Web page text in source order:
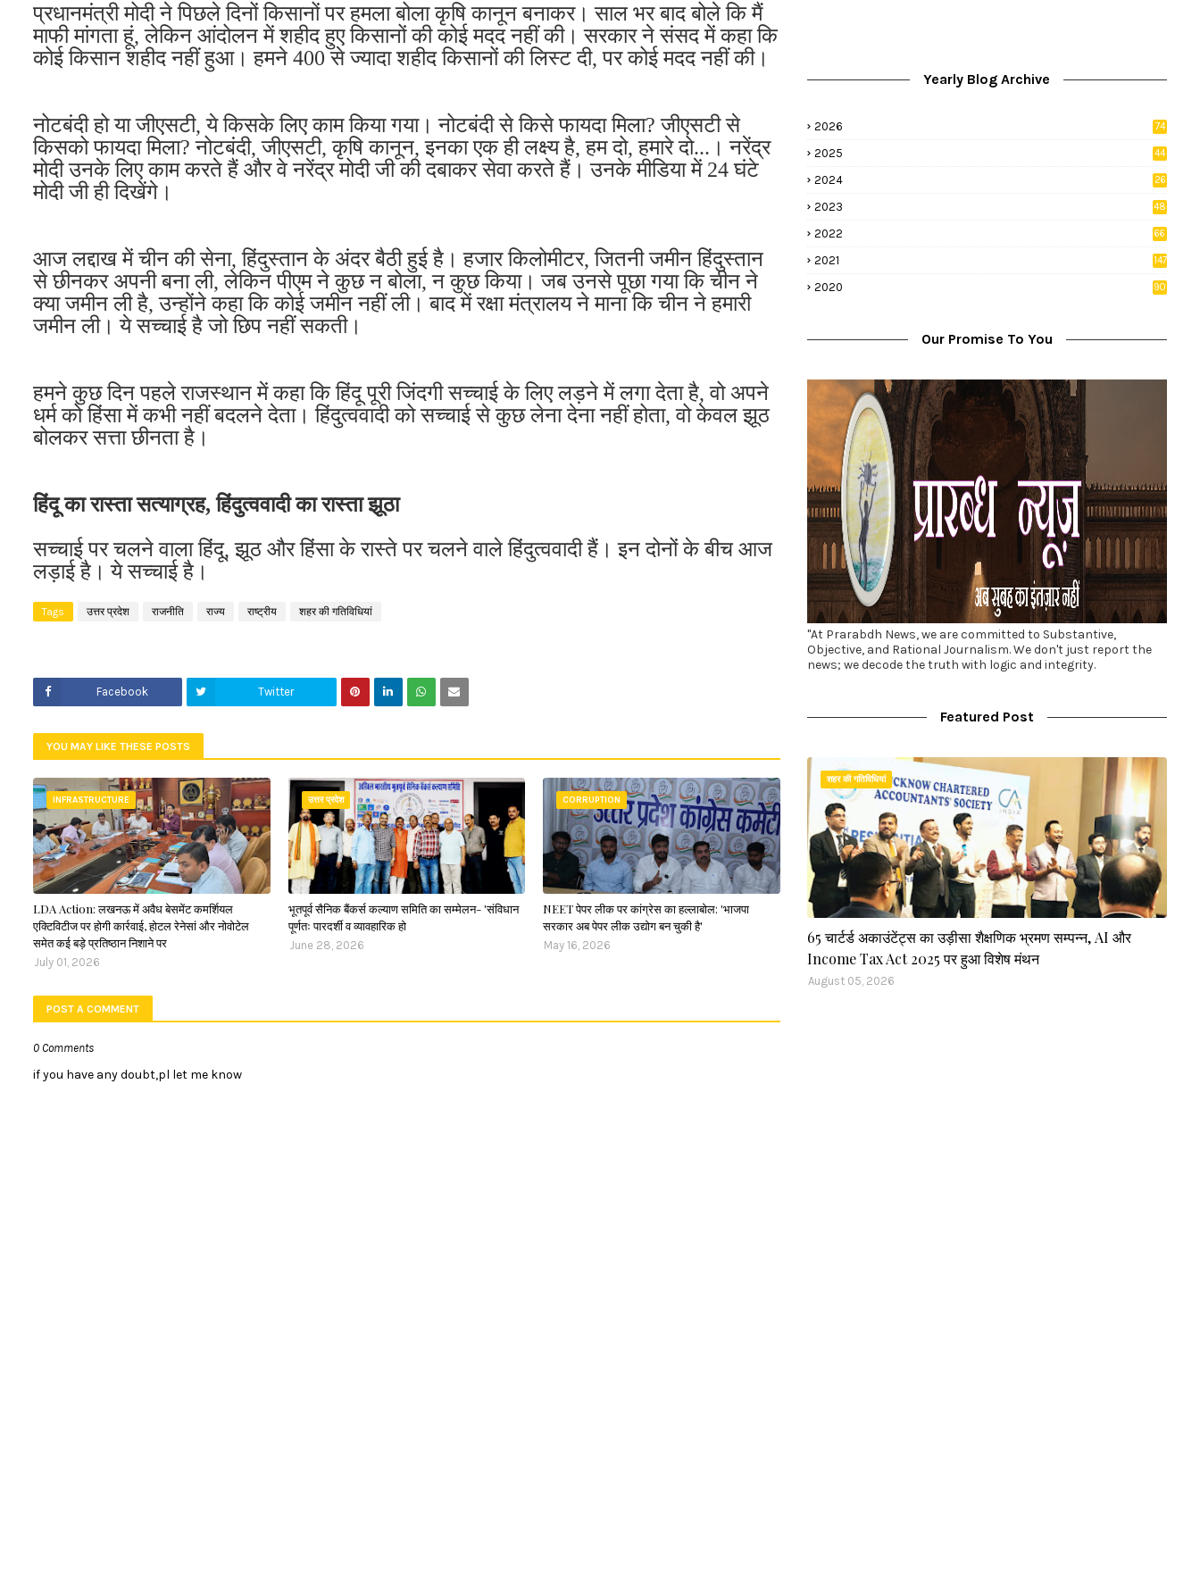
प्रधानमंत्री मोदी ने पिछले दिनों किसानों पर हमला बोला कृषि कानून बनाकर। साल भर बाद बोले कि मैं
माफी मांगता हूं, लेकिन आंदोलन में शहीद हुए किसानों की कोई मदद नहीं की। सरकार ने संसद में कहा कि
कोई किसान शहीद नहीं हुआ। हमने 400 से ज्यादा शहीद किसानों की लिस्ट दी, पर कोई मदद नहीं की।
नोटबंदी हो या जीएसटी, ये किसके लिए काम किया गया। नोटबंदी से किसे फायदा मिला? जीएसटी से
किसको फायदा मिला? नोटबंदी, जीएसटी, कृषि कानून, इनका एक ही लक्ष्य है, हम दो, हमारे दो...। नरेंद्र
मोदी उनके लिए काम करते हैं और वे नरेंद्र मोदी जी की दबाकर सेवा करते हैं। उनके मीडिया में 24 घंटे
मोदी जी ही दिखेंगे।
आज लद्दाख में चीन की सेना, हिंदुस्तान के अंदर बैठी हुई है। हजार किलोमीटर, जितनी जमीन हिंदुस्तान
से छीनकर अपनी बना ली, लेकिन पीएम ने कुछ न बोला, न कुछ किया। जब उनसे पूछा गया कि चीन ने
क्या जमीन ली है, उन्होंने कहा कि कोई जमीन नहीं ली। बाद में रक्षा मंत्रालय ने माना कि चीन ने हमारी
जमीन ली। ये सच्चाई है जो छिप नहीं सकती।
हमने कुछ दिन पहले राजस्थान में कहा कि हिंदू पूरी जिंदगी सच्चाई के लिए लड़ने में लगा देता है, वो अपने
धर्म को हिंसा में कभी नहीं बदलने देता। हिंदुत्ववादी को सच्चाई से कुछ लेना देना नहीं होता, वो केवल झूठ
बोलकर सत्ता छीनता है।
हिंदू का रास्ता सत्याग्रह, हिंदुत्ववादी का रास्ता झूठा
सच्चाई पर चलने वाला हिंदू, झूठ और हिंसा के रास्ते पर चलने वाले हिंदुत्ववादी हैं। इन दोनों के बीच आज
लड़ाई है। ये सच्चाई है।
Tags उत्तर प्रदेश राजनीति राज्य राष्ट्रीय शहर की गतिविधियां
Facebook Twitter
YOU MAY LIKE THESE POSTS
INFRASTRUCTURE
LDA Action: लखनऊ में अवैध बेसमेंट कमर्शियल
एक्टिविटीज पर होगी कार्रवाई, होटल रेनेसां और नोवोटेल
समेत कई बड़े प्रतिष्ठान निशाने पर
July 01, 2026
उत्तर प्रदेश
भूतपूर्व सैनिक बैंकर्स कल्याण समिति का सम्मेलन- 'संविधान
पूर्णतः पारदर्शी व व्यावहारिक हो
June 28, 2026
CORRUPTION
NEET पेपर लीक पर कांग्रेस का हल्लाबोल: 'भाजपा
सरकार अब पेपर लीक उद्योग बन चुकी है'
May 16, 2026
POST A COMMENT
0 Comments
if you have any doubt,pl let me know
Yearly Blog Archive
2026
74
2025
44
2024
26
2023 48
2022
66
2021
147
2020
90
Our Promise To You
"At Prarabdh News, we are committed to Substantive,
Objective, and Rational Journalism. We don't just report the
news; we decode the truth with logic and integrity.
Featured Post
शहर की गतिविधियां
65 चार्टर्ड अकाउंटेंट्स का उड़ीसा शैक्षणिक भ्रमण सम्पन्न, AI और
Income Tax Act 2025 पर हुआ विशेष मंथन
August 05, 2026